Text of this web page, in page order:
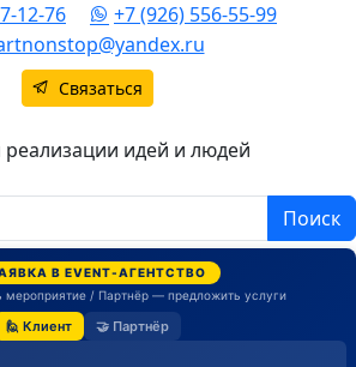
12-76
+7 (926) 556-55-99
Связаться
реализации идей и людей
Поиск
В EVENT-АГЕНТСТВО
мероприятие / Партнёр — предложить услуги
🙋 Клиент 🤝 Партнёр